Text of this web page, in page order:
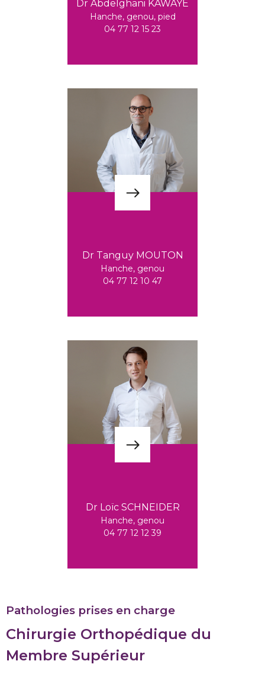
Dr Abdelghani KAWAYE
Hanche, genou, pied
04 77 12 15 23
Dr Tanguy MOUTON
Hanche, genou
04 77 12 10 47
Dr Loïc SCHNEIDER
Hanche, genou
04 77 12 12 39
Pathologies prises en charge
Chirurgie Orthopédique du
Membre Supérieur